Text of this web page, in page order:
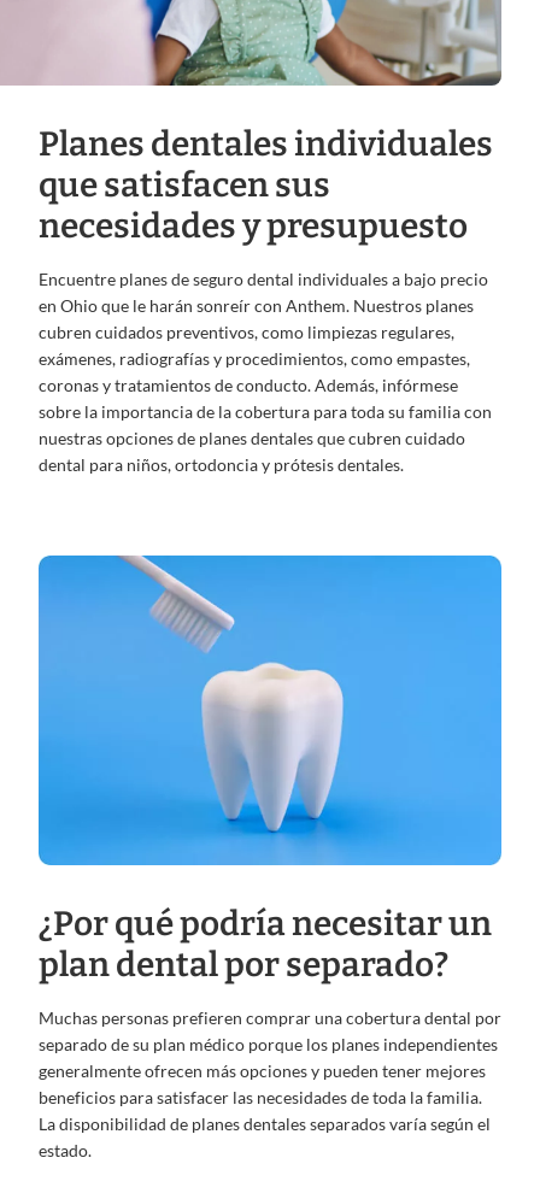
Planes dentales individuales
que satisfacen sus
necesidades y presupuesto
Encuentre planes de seguro dental individuales a bajo precio
en Ohio que le harán sonreír con Anthem. Nuestros planes
cubren cuidados preventivos, como limpiezas regulares,
exámenes, radiografías y procedimientos, como empastes,
coronas y tratamientos de conducto. Además, infórmese
sobre la importancia de la cobertura para toda su familia con
nuestras opciones de planes dentales que cubren cuidado
dental para niños, ortodoncia y prótesis dentales.
¿Por qué podría necesitar un
plan dental por separado?
Muchas personas prefieren comprar una cobertura dental por
separado de su plan médico porque los planes independientes
generalmente ofrecen más opciones y pueden tener mejores
beneficios para satisfacer las necesidades de toda la familia.
La disponibilidad de planes dentales separados varía según el
estado.